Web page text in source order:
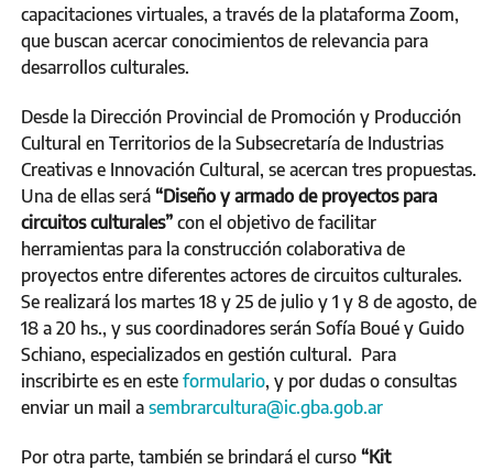
capacitaciones virtuales, a través de la plataforma Zoom,
que buscan acercar conocimientos de relevancia para
desarrollos culturales.
Desde la Dirección Provincial de Promoción y Producción
Cultural en Territorios de la Subsecretaría de Industrias
Creativas e Innovación Cultural, se acercan tres propuestas.
Una de ellas será “Diseño y armado de proyectos para
circuitos culturales” con el objetivo de facilitar
herramientas para la construcción colaborativa de
proyectos entre diferentes actores de circuitos culturales.
Se realizará los martes 18 y 25 de julio y 1 y 8 de agosto, de
18 a 20 hs., y sus coordinadores serán Sofía Boué y Guido
Schiano, especializados en gestión cultural. Para
inscribirte es en este formulario, y por dudas o consultas
enviar un mail a sembrarcultura@ic.gba.gob.ar
Por otra parte, también se brindará el curso “Kit